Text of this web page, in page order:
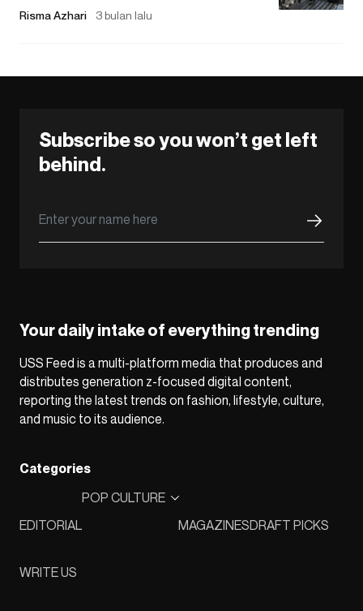
Risma Azhari 3 bulan lalu
Subscribe so you won’t get left
behind.
Your daily intake of everything trending
USS Feed is a multi-platform media that produces and
distributes generation z-focused digital content,
reporting the latest trends on fashion, lifestyle, culture,
and music to its audience.
Categories
EDITORIAL
POP CULTURE
MAGAZINESDRAFT PICKS
WRITE US